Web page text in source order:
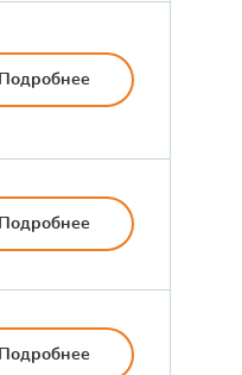
Подробнее
Подробнее
Подробнее